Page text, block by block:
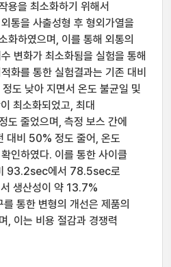
용을 최소화하기 위해서
통을 사출성형 후 형외가열을
화하였으며, 이를 통해 외통의
변화가 최소화됨을 실험을 통해
화를 통한 실험결과는 기존 대비
도 낮아 지면서 온도 불균일 및
최소화되었고, 최대
줄었으며, 측정 보스 간에
대비 50% 정도 줄어, 온도
인하였다. 이를 통한 사이클
93.2sec에서 78.5sec로
생산성이 약 13.7%
통한 변형의 개선은 제품의
, 이는 비용 절감과 경쟁력